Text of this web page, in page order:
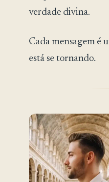
verdade divina.
Cada mensagem é
está se tornando.